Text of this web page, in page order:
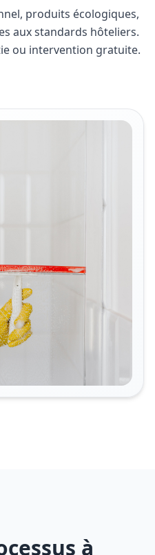
produits écologiques,
aux standards hôteliers.
ou intervention gratuite.
à